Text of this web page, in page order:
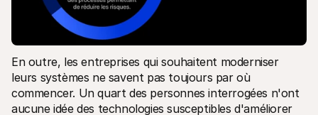
En outre, les entreprises qui souhaitent moderniser
leurs systèmes ne savent pas toujours par où
commencer. Un quart des personnes interrogées n'ont
aucune idée des technologies susceptibles d'améliorer